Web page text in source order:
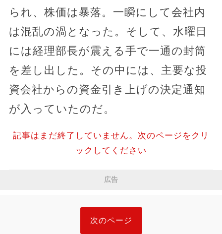
られ、株価は暴落。一瞬にして会社内
は混乱の渦となった。そして、水曜日
には経理部長が震える手で一通の封筒
を差し出した。その中には、主要な投
資会社からの資金引き上げの決定通知
が入っていたのだ。
記事はまだ終了していません。次のページをクリ
ックしてください
広告
次のページ